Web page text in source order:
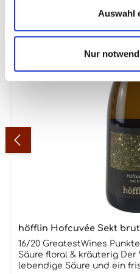
Auswahl
Nur
16/20 GreatestWines Punkte fruchtbetont
Säure floral & kräuterig Der Wein besticht durch seine
lebendige Säure und ein